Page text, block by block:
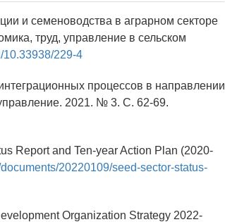
и семеноводства в аграрном секторе
труд, управление в сельском
10.33938/229-4
процессов в направлении
2021. № 3. С. 62-69.
Report and Ten-year Action Plan (2020-
20220109/seed-sector-status-
Organization Strategy 2022-